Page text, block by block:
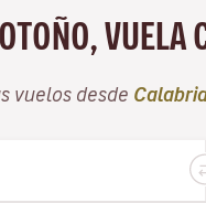
vuelos desde